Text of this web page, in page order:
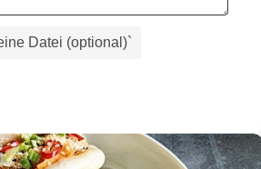
Datei (optional)`